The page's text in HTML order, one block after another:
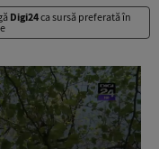
Digi24ca sursă preferată în